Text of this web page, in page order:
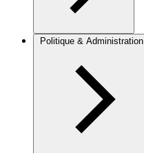
Politique & Administration